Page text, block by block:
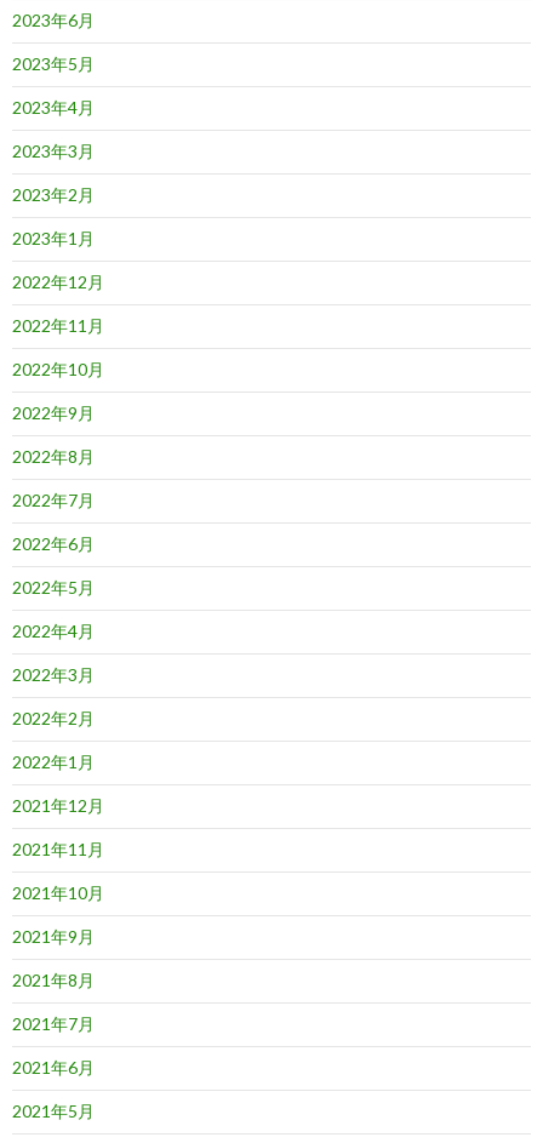
2023年6月
2023年5月
2023年4月
2023年3月
2023年2月
2023年1月
2022年12月
2022年11月
2022年10月
2022年9月
2022年8月
2022年7月
2022年6月
2022年5月
2022年4月
2022年3月
2022年2月
2022年1月
2021年12月
2021年11月
2021年10月
2021年9月
2021年8月
2021年7月
2021年6月
2021年5月